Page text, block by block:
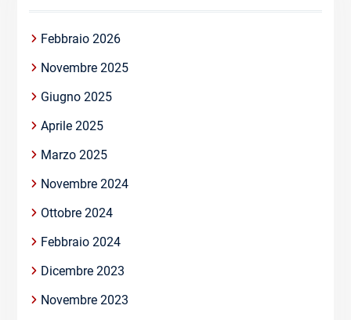
Febbraio 2026
Novembre 2025
Giugno 2025
Aprile 2025
Marzo 2025
Novembre 2024
Ottobre 2024
Febbraio 2024
Dicembre 2023
Novembre 2023